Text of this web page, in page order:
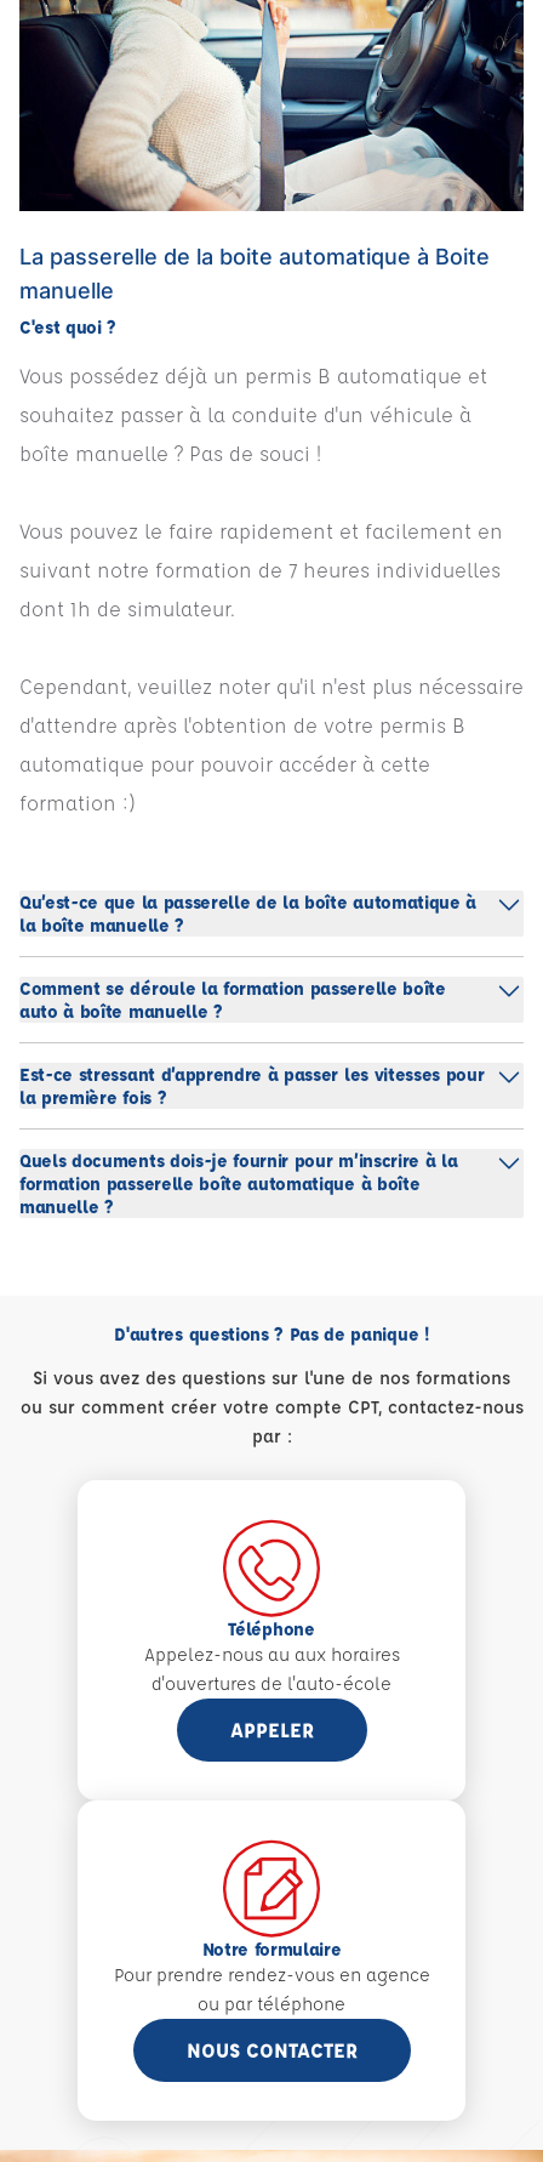
La passerelle de la boite automatique à Boite
manuelle
C'est quoi ?
Vous possédez déjà un permis B automatique et
souhaitez passer à la conduite d'un véhicule à
boîte manuelle ? Pas de souci !
Vous pouvez le faire rapidement et facilement en
suivant notre formation de 7 heures individuelles
dont 1h de simulateur.
Cependant, veuillez noter qu'il n'est plus nécessaire
d'attendre après l'obtention de votre permis B
automatique pour pouvoir accéder à cette
formation :)
Qu’est-ce que la passerelle de la boîte automatique à
la boîte manuelle ?
Comment se déroule la formation passerelle boîte
auto à boîte manuelle ?
Est-ce stressant d’apprendre à passer les vitesses pour
la première fois ?
Quels documents dois-je fournir pour m’inscrire à la
formation passerelle boîte automatique à boîte
manuelle ?
D'autres questions ? Pas de panique !
Si vous avez des questions sur l'une de nos formations
ou sur comment créer votre compte CPT, contactez-nous
par :
Téléphone
Appelez-nous au aux horaires
d'ouvertures de l'auto-école
APPELER
Notre formulaire
Pour prendre rendez-vous en agence
ou par téléphone
NOUS CONTACTER